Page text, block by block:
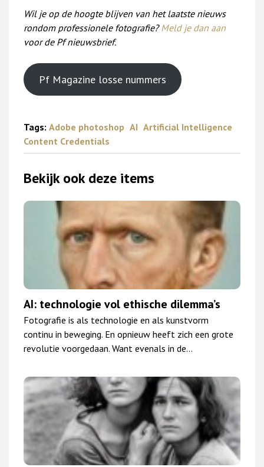
Wil je op de hoogte blijven van het laatste nieuws
rondom professionele fotografie?Meld je dan aan
voor de Pf nieuwsbrief.
Pf Magazine losse nummers
Tags: Adobe photoshop AI Artificial Intelligence
Content Credentials
Bekijk ook deze items
AI: technologie vol ethische dilemma’s
Fotografie is als technologie en als kunstvorm
continu in beweging. En opnieuw heeft zich een grote
revolutie voorgedaan. Want evenals in de…